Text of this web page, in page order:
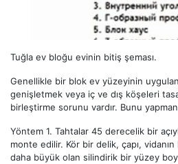
Tuğla ev bloğu evinin bitiş şeması.
Genellikle bir blok ev yüzeyinin
genişletmek veya iç ve dış köşeleri
birleştirme sorunu vardır. Bunu
Yöntem 1. Tahtalar 45 derecelik bir
monte edilir. Kör bir delik, çapı, vidanın
daha büyük olan silindirik bir yüzey